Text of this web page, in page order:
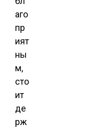
аго
пр
ият
ны
м,
сто
ит
де
рж